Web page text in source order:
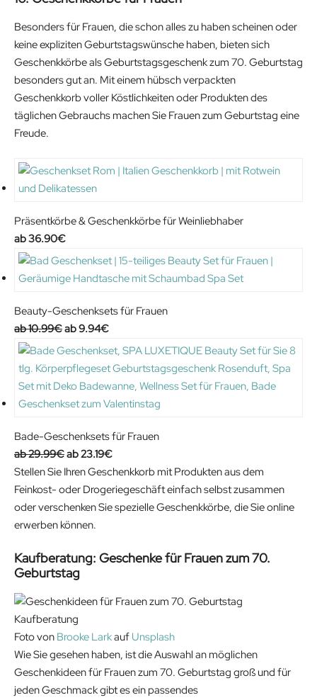
Besonders für Frauen, die schon alles zu haben scheinen oder
keine expliziten Geburtstagswünsche haben, bieten sich
Geschenkkörbe als Geburtstagsgeschenk zum 70. Geburtstag
besonders gut an. Mit einem hübsch verpackten
Geschenkkorb voller Köstlichkeiten oder Produkten des
täglichen Gebrauchs machen Sie Frauen zum Geburtstag eine
Freude.
Präsentkörbe & Geschenkkörbe für Weinliebhaber
36.90€
Beauty-Geschenksets für Frauen
10.99€O
r
i
g
i
a
l
p
r
i
c
w
a
s
9
9.94€C
u
r
r
e
t
p
r
i
c
s
€
.
Bade-Geschenksets für Frauen
29.99€O
r
i
g
i
a
l
p
e
w
23.19€C
u
r
r
t
s
Stellen Sie Ihren Geschenkkorb mit Produkten aus dem
Feinkost- oder Drogeriegeschäft einfach selbst zusammen
oder verschenken Sie spezielle Geschenkkörbe, die Sie online
erwerben können.
Kaufberatung: Geschenke für Frauen zum 70.
Geburtstag
Foto von Brooke Larkauf Unsplash
Wie Sie gesehen haben, ist die Auswahl an möglichen
Geschenkideen für Frauen zum 70. Geburtstag groß und für
jeden Geschmack gibt es ein passendes